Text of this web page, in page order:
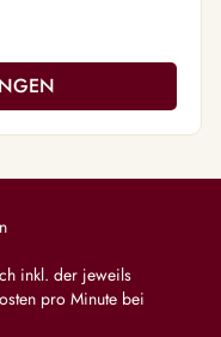
inkl. der jeweils
pro Minute bei